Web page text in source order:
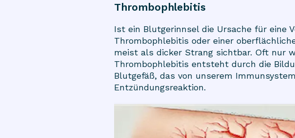
Thrombophlebitis
Ist ein Blutgerinnsel die Ursache für eine
Thrombophlebitis oder einer
meist als dicker Strang sichtbar. Oft nur
Thrombophlebitis entsteht durch die
Blutgefäß, das von unserem
Entzündungsreaktion.